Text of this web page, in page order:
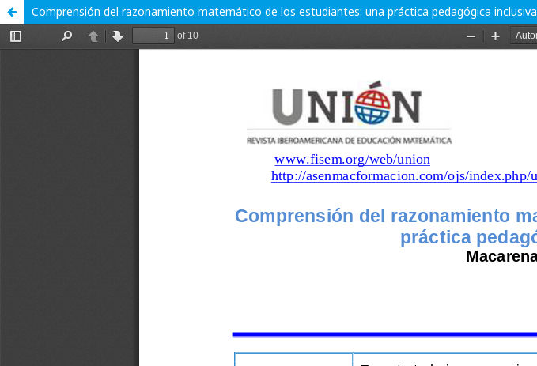
Comprensión del razonamiento matemático de los estudiantes: una práctica pedagógica inclusiva